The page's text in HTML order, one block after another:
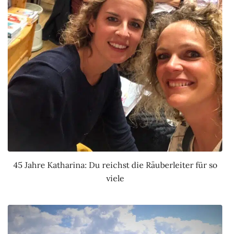
45 Jahre Katharina: Du reichst die Räuberleiter für so
viele